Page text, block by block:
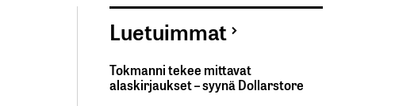
Luetuimmat
Tokmanni tekee mittavat
alaskirjaukset – syynä Dollarstore